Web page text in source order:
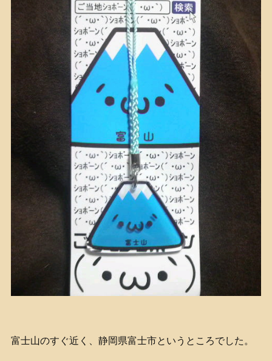
富士山のすぐ近く、静岡県富士市というところでした。